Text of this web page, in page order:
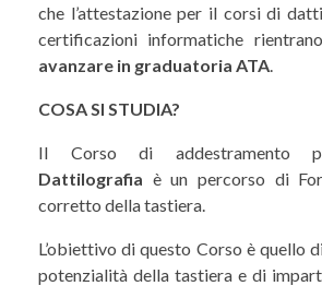
che l’attestazione per il corsi di
certificazioni informatiche
avanzare in graduatoria ATA.
COSA SI STUDIA?
Il Corso di addestramento
Dattilografia è un percorso di
corretto della tastiera.
L’obiettivo di questo Corso è quello
potenzialità della tastiera e di